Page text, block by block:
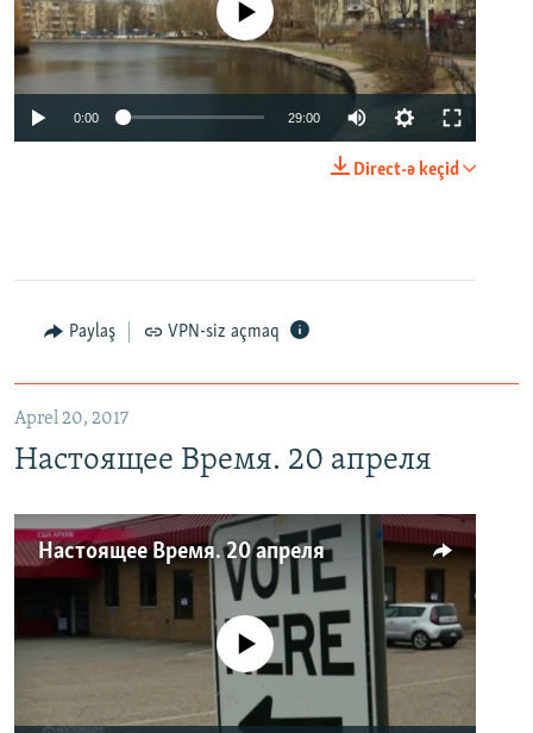
No media source currently available
0:00 29:00
Direct-ə keçid
Paylaş VPN-siz açmaq
Aprel 20, 2017
Настоящее Время. 20 апреля
Настоящее Время. 20 апреля
No media source currently available